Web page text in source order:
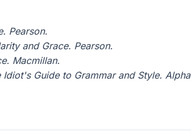
Pearson.
and Grace. Pearson.
Macmillan.
Guide to Grammar and Style. Alpha